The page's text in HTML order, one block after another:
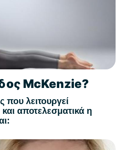
McKenzie?
που λειτουργεί
αποτελεσματικά η